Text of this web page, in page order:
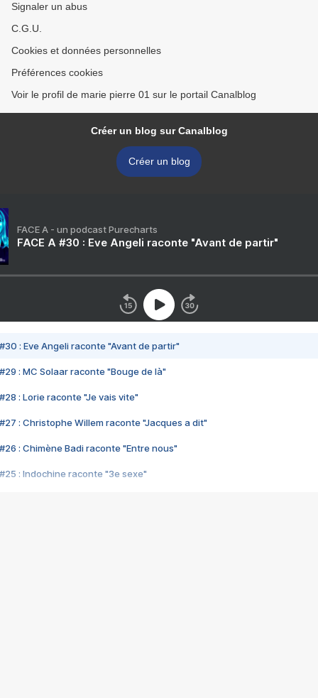
Signaler un abus
C.G.U.
Cookies et données personnelles
Préférences cookies
Voir le profil de marie pierre 01 sur le portail Canalblog
Créer un blog sur Canalblog
Créer un blog
FACE A - un podcast Purecharts
FACE A #30 : Eve Angeli raconte "Avant de partir"
#30 : Eve Angeli raconte "Avant de partir"
#29 : MC Solaar raconte "Bouge de là"
#28 : Lorie raconte "Je vais vite"
#27 : Christophe Willem raconte "Jacques a dit"
#26 : Chimène Badi raconte "Entre nous"
#25 : Indochine raconte "3e sexe"